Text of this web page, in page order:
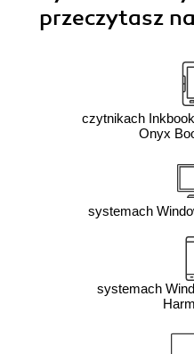
przeczytasz
czytnikach
Onyx
systemach
systemach